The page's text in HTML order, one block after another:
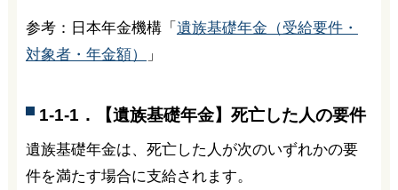
参考：日本年金機構「 遺族基礎年金（受給要件・
対象者・年金額）
」
1-1-1．【遺族基礎年金】死亡した人の要件
遺族基礎年金は、死亡した人が次のいずれかの要
件を満たす場合に支給されます。